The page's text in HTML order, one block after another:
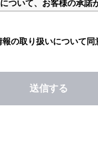
ついて、お客様の承諾
り管理責任者を置き、
正・削除などを希望さ
認の上対応させていた
報の取り扱いについて同
送信する